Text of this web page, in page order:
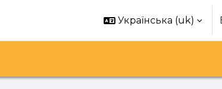
Українська ‎(uk)‎